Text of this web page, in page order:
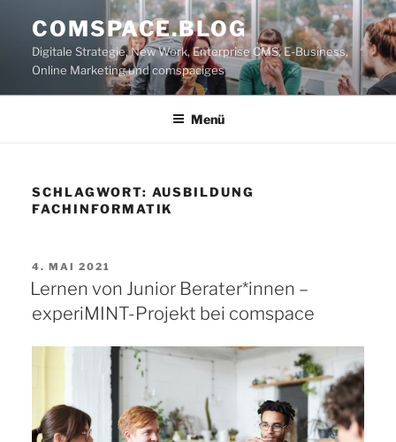
Inhalt
springen
COMSPACE.BLOG
Digitale Strategie, New Work, Enterprise CMS, E-Business,
Online Marketing und comspaciges
Menü
SCHLAGWORT: AUSBILDUNG
FACHINFORMATIK
VERÖFFENTLICHT
AM
4. MAI 2021
Lernen von Junior Berater*innen –
experiMINT-Projekt bei comspace